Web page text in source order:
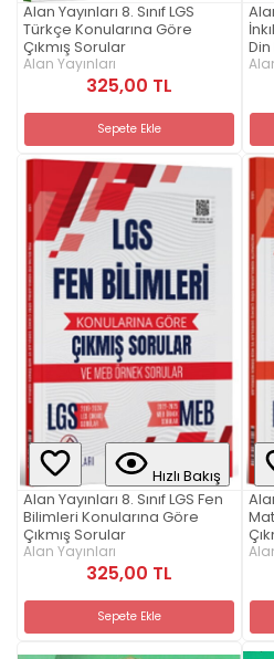
Alan Yayınları 8. Sınıf LGS
Türkçe Konularına Göre
Çıkmış Sorular
Alan Yayınları
325,00 TL
Sepete Ekle
Hızlı Bakış
Alan Yayınları 8. Sınıf LGS Fen
Bilimleri Konularına Göre
Çıkmış Sorular
Alan Yayınları
325,00 TL
Sepete Ekle